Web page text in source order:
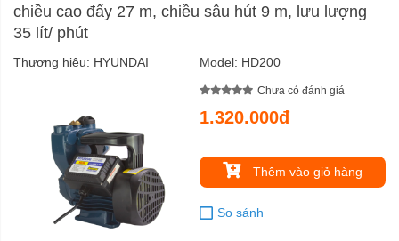
chiều cao đẩy 27 m, chiều sâu hút 9 m, lưu lượng
35 lít/ phút
Thương hiệu: HYUNDAI Model: HD200
Chưa có đánh giá
1.320.000đ
Thêm vào giỏ hàng
So sánh